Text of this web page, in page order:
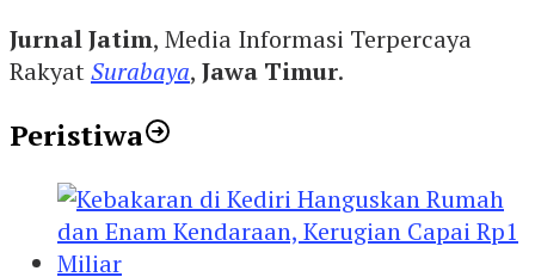
Jurnal Jatim, Media Informasi Terpercaya
RakyatSurabaya, Jawa Timur.
Peristiwa